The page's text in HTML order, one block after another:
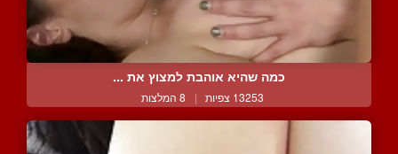
כמה שהיא אוהבת למצוץ את ...
13253 צפיות | 8 המלצות